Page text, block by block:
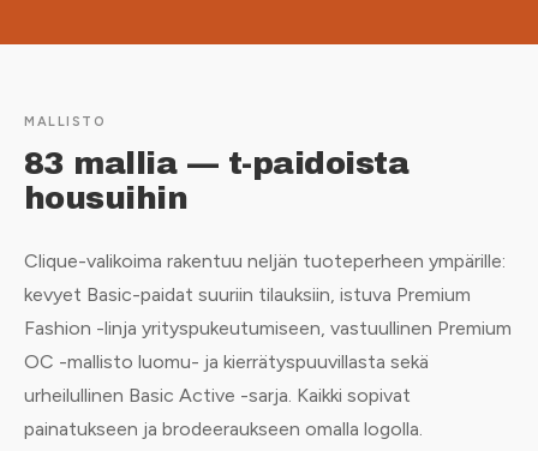
MALLISTO
83 mallia — t-paidoista
housuihin
Clique-valikoima rakentuu neljän tuoteperheen ympärille:
kevyet Basic-paidat suuriin tilauksiin, istuva Premium
Fashion -linja yrityspukeutumiseen, vastuullinen Premium
OC -mallisto luomu- ja kierrätyspuuvillasta sekä
urheilullinen Basic Active -sarja. Kaikki sopivat
painatukseen ja brodeeraukseen omalla logolla.